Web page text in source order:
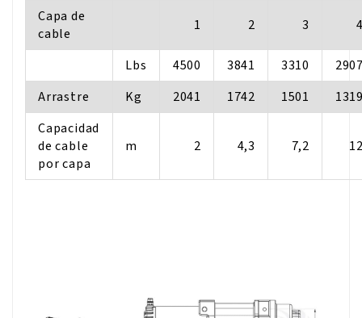
Capa de
cable
1 2 3
Lbs 4500 3841 3310
Arrastre
Kg 2041 1742 1501
Capacidad
de cable
por capa
m 2 4,3 7,2